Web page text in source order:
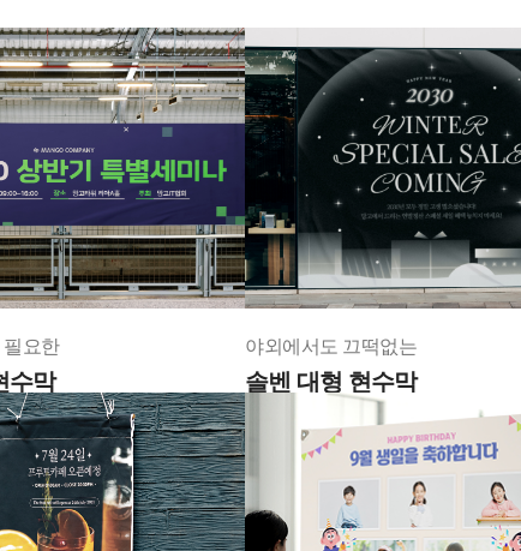
필요한
수막
야외에서도 끄떡없는
솔벤 대형 현수막